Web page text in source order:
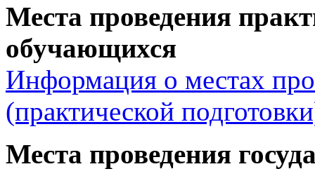
Места проведения
обучающихся
Информация о местах
(практической
Места проведения